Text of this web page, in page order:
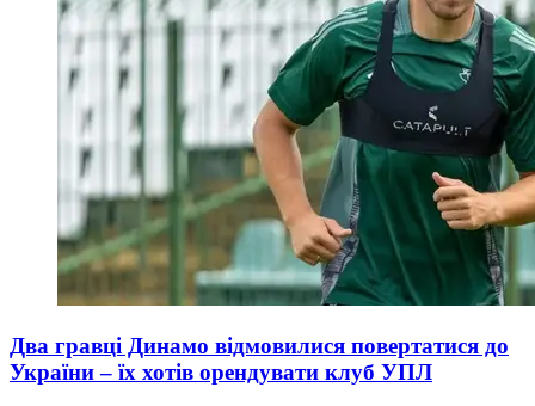
Два гравці Динамо відмовилися повертатися до
України – їх хотів орендувати клуб УПЛ